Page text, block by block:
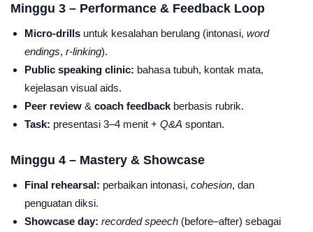
Minggu 3 – Performance & Feedback Loop
Micro-drills untuk kesalahan berulang (intonasi, word
endings, r-linking).
Public speaking clinic: bahasa tubuh, kontak mata,
kejelasan visual aids.
Peer review & coach feedback berbasis rubrik.
Task: presentasi 3–4 menit + Q&A spontan.
Minggu 4 – Mastery & Showcase
Final rehearsal: perbaikan intonasi, cohesion, dan
penguatan diksi.
Showcase day: recorded speech (before–after) sebagai